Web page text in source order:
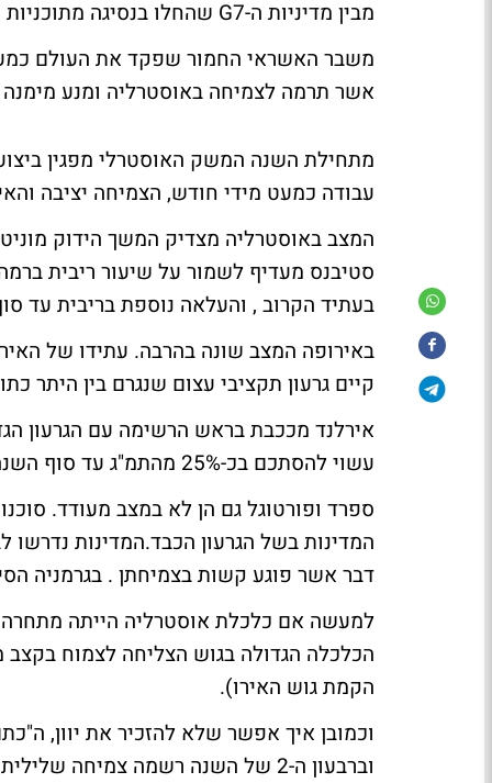
מבין מדיניות ה-G7 שהחלו בנסיגה מתוכניות התמריצים ובנקיטת עמדה ניצית בנוגע לריבית במשק.
משבר האשראי החמור שפקד את העולם
אשר תרמה לצמיחה באוסטרליה ומנע
מתחילת השנה המשק האוסטרלי מפגין
עבודה כמעט מידי חודש, הצמיחה יציבה
המצב באוסטרליה מצדיק המשך הידוק
בעתיד הקרוב , והעלאה נוספת בריבית עד
קיים גרעון תקציבי עצום שנגרם בין היתר
אירלנד מככבת בראש הרשימה עם הגרעון
עשוי להסתכם בכ-25% מהתמ"ג עד סוף השנה הנוכחית.
ספרד ופורטוגל גם הן לא במצב מעודד.
המדינות בשל הגרעון הכבד.המדינות
דבר אשר פוגע קשות בצמיחתן . בגרמניה
למעשה אם כלכלת אוסטרליה הייתה מתחרה
הקמת גוש האירו).
וכמובן איך אפשר שלא להזכיר את יוון,
וברבעון ה-2 של השנה רשמה צמיחה שלילית של 1.5%- .